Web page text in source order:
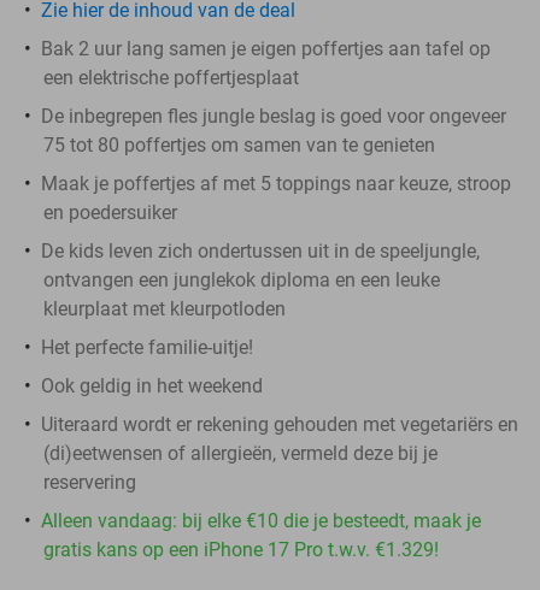
Zie hierde inhoud van de deal
Bak 2 uur lang samen je eigen poffertjes aan tafel op
een elektrische poffertjesplaat
De inbegrepen fles jungle beslag is goed voor ongeveer
75 tot 80 poffertjes om samen van te genieten
Maak je poffertjes af met 5 toppings naar keuze, stroop
en poedersuiker
De kids leven zich ondertussen uit in de speeljungle,
ontvangen een junglekok diploma en een leuke
kleurplaat met kleurpotloden
Het perfecte familie-uitje!
Ook geldig in het weekend
Uiteraard wordt er rekening gehouden met vegetariërs en
(di)eetwensen of allergieën, vermeld deze bij je
reservering
Alleen vandaag: bij elke €10 die je besteedt, maak je
gratis kans op een iPhone 17 Pro t.w.v. €1.329!